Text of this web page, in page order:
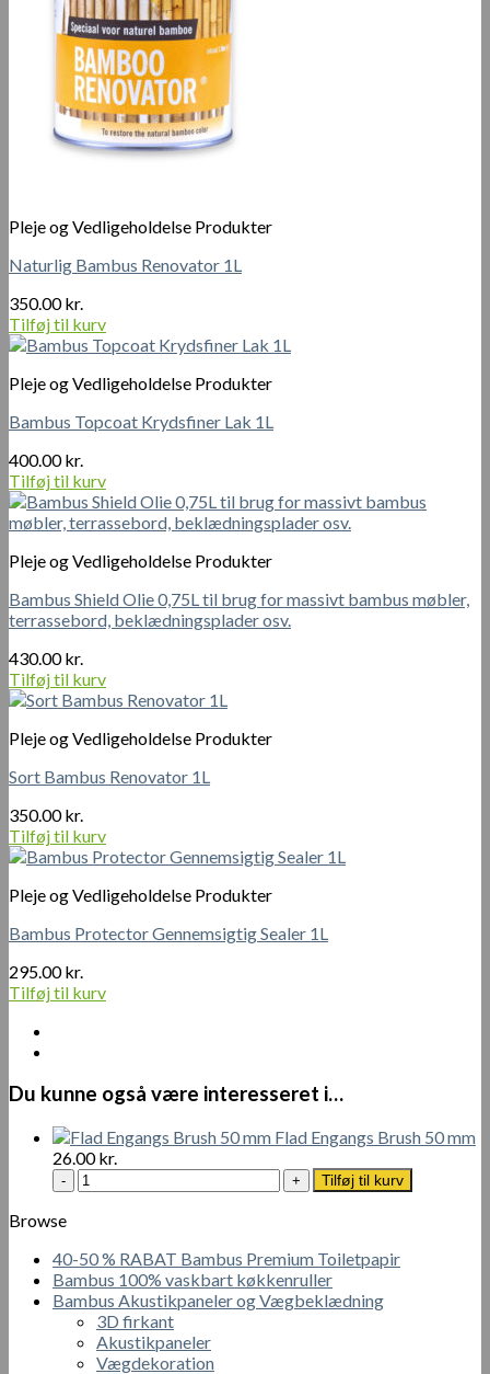
Pleje og Vedligeholdelse Produkter
Naturlig Bambus Renovator 1L
350.00kr.
Tilføj til kurv
Pleje og Vedligeholdelse Produkter
Bambus Topcoat Krydsfiner Lak 1L
400.00kr.
Tilføj til kurv
Pleje og Vedligeholdelse Produkter
Bambus Shield Olie 0,75L til brug for massivt bambus møbler,
terrassebord, beklædningsplader osv.
430.00kr.
Tilføj til kurv
Pleje og Vedligeholdelse Produkter
Sort Bambus Renovator 1L
350.00kr.
Tilføj til kurv
Pleje og Vedligeholdelse Produkter
Bambus Protector Gennemsigtig Sealer 1L
295.00kr.
Tilføj til kurv
Du kunne også være interesseret i…
Flad Engangs Brush 50 mm
26.00kr.
Flad
Engangs
mm
antal
Tilføj til kurv
Browse
40-50 % RABAT Bambus Premium Toiletpapir
Bambus 100% vaskbart køkkenruller
Bambus Akustikpaneler og Vægbeklædning
3D firkant
Akustikpaneler
Vægdekoration